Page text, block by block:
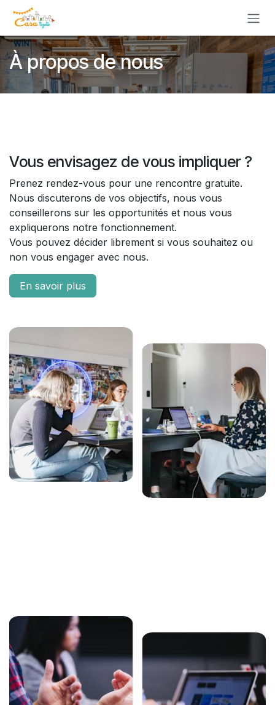
Se rendre au contenu
À propos de nous
Vous envisagez de vous impliquer ?
Prenez rendez-vous pour une rencontre gratuite.
Nous discuterons de vos objectifs, nous vous
conseillerons sur les opportunités et nous vous
expliquerons notre fonctionnement.
Vous pouvez décider librement si vous souhaitez ou
non vous engager avec nous.
En savoir plus